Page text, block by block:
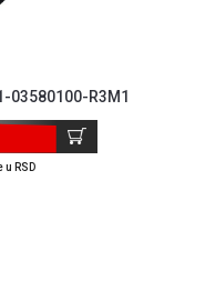
03580100-R3M1
RSD